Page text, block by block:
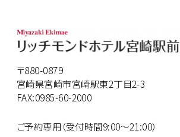
〒880-0879
宮崎県宮崎市宮崎駅東2丁目2-3
FAX:0985-60-2000
ご予約専用（受付時間9:00～21:00）